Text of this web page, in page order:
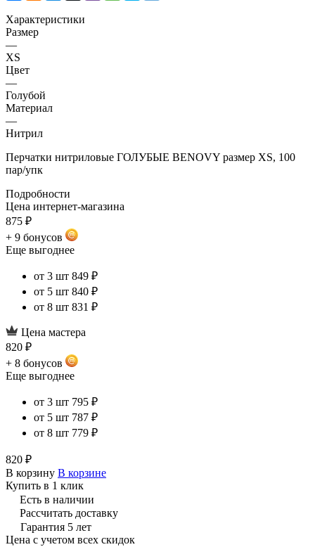
Характеристики
Размер
—
XS
Цвет
—
Голубой
Материал
—
Нитрил
Перчатки нитриловые ГОЛУБЫЕ BENOVY размер XS, 100
пар/упк
Подробности
Цена интернет-магазина
875 ₽
+ 9 бонусов
Еще выгоднее
от 3 шт 849 ₽
от 5 шт 840 ₽
от 8 шт 831 ₽
Цена мастера
820 ₽
+ 8 бонусов
Еще выгоднее
от 3 шт 795 ₽
от 5 шт 787 ₽
от 8 шт 779 ₽
820 ₽
В корзину В корзине
Купить в 1 клик
Есть в наличии
Рассчитать доставку
Гарантия 5 лет
Цена с учетом всех скидок